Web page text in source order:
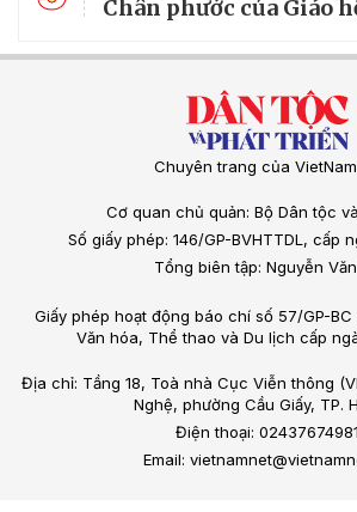
Chân phước của Giáo
Chuyên trang của
Cơ quan chủ quản: Bộ Dân tộc
Số giấy phép: 146/GP-BVHTTDL, cấp
Tổng biên tập: Nguyễn
Giấy phép hoạt động báo chí số 57/GP-
Văn hóa, Thể thao và Du lịch cấp
Địa chỉ: Tầng 18, Toà nhà Cục Viễn thông
Nghệ, phường Cầu Giấy, TP.
Điện thoại: 02437674981
Email: